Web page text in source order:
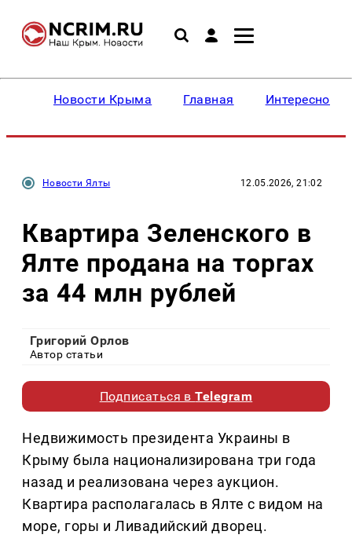
Новости Крыма Главная Интересное
Новости Ялты 12.05.2026, 21:02
Квартира Зеленского в
Ялте продана на торгах
за 44 млн рублей
Григорий Орлов
Автор статьи
Подписаться вTelegram
Недвижимость президента Украины в
Крыму была национализирована три года
назад и реализована через аукцион.
Квартира располагалась в Ялте с видом на
море, горы и Ливадийский дворец.